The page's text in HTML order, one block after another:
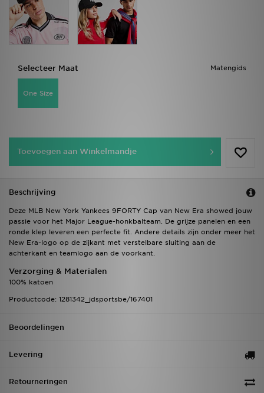
Matengids
Selecteer Maat
One Size
Toevoegen aan Winkelmandje
Beschrijving
Deze MLB New York Yankees 9FORTY Cap van New Era showed jouw
passie voor het Major League-honkbalteam. De grijze panelen en een
ronde klep leveren een perfecte fit. Andere details zijn onder meer het
New Era-logo op de zijkant met verstelbare sluiting aan de
achterkant en teamlogo aan de voorkant.
Verzorging & Materialen
100% katoen
Productcode: 1281342_jdsportsbe/167401
Beoordelingen
Levering
Retourneringen